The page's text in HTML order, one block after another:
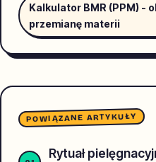
Kalkulator BMR (PPM) -
przemianę materii
POWIĄZANE ARTYKUŁY
Rytuał